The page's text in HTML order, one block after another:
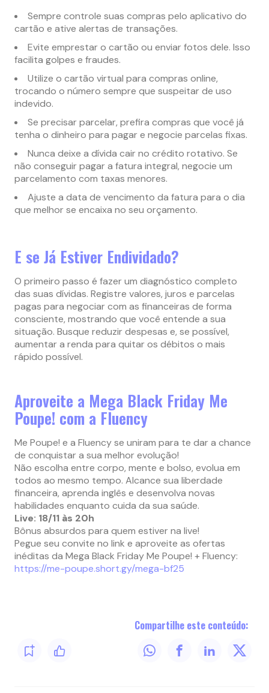
Sempre controle suas compras pelo aplicativo do
cartão e ative alertas de transações.
Evite emprestar o cartão ou enviar fotos dele. Isso
facilita golpes e fraudes.
Utilize o cartão virtual para compras online,
trocando o número sempre que suspeitar de uso
indevido.
Se precisar parcelar, prefira compras que você já
tenha o dinheiro para pagar e negocie parcelas fixas.
Nunca deixe a dívida cair no crédito rotativo. Se
não conseguir pagar a fatura integral, negocie um
parcelamento com taxas menores.
Ajuste a data de vencimento da fatura para o dia
que melhor se encaixa no seu orçamento.
E se Já Estiver Endividado?
O primeiro passo é fazer um diagnóstico completo
das suas dívidas. Registre valores, juros e parcelas
pagas para negociar com as financeiras de forma
consciente, mostrando que você entende a sua
situação. Busque reduzir despesas e, se possível,
aumentar a renda para quitar os débitos o mais
rápido possível.
Aproveite a Mega Black Friday Me
Poupe! com a Fluency
Me Poupe! e a Fluency se uniram para te dar a chance
de conquistar a sua melhor evolução!
Não escolha entre corpo, mente e bolso, evolua em
todos ao mesmo tempo. Alcance sua liberdade
financeira, aprenda inglês e desenvolva novas
habilidades enquanto cuida da sua saúde.
Live: 18/11 às 20h
Bônus absurdos para quem estiver na live!
Pegue seu convite no link e aproveite as ofertas
inéditas da Mega Black Friday Me Poupe! + Fluency:
https://me-poupe.short.gy/mega-bf25
Compartilhe este conteúdo: